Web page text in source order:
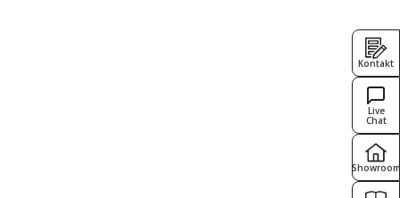
Kontakt
Live
Chat
Showroom